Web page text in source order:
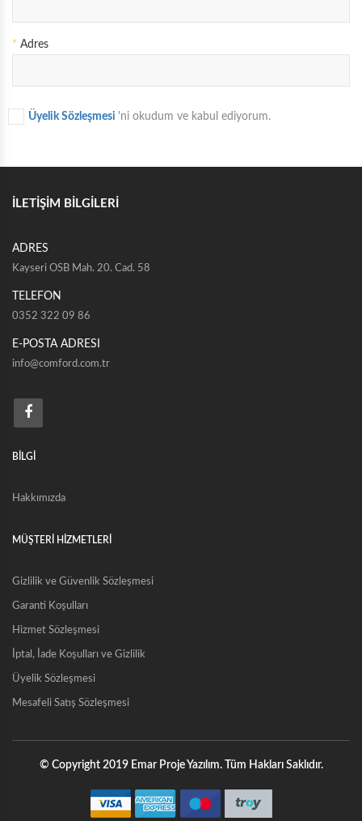
* Adres
Üyelik Sözleşmesi 'ni okudum ve kabul ediyorum.
İLETİŞİM BİLGİLERİ
ADRES
Kayseri OSB Mah. 20. Cad. 58
TELEFON
0352 322 09 86
E-POSTA ADRESI
info@comford.com.tr
BİLGİ
Hakkımızda
MÜŞTERİ HİZMETLERİ
Gizlilik ve Güvenlik Sözleşmesi
Garanti Koşulları
Hizmet Sözleşmesi
İptal, İade Koşulları ve Gizlilik
Üyelik Sözleşmesi
Mesafeli Satış Sözleşmesi
© Copyright 2019 Emar Proje Yazılım. Tüm Hakları Saklıdır.